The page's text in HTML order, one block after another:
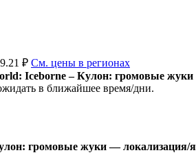
₽ См. цены в регионах
Iceborne – Кулон: громовые жуки
в ближайшее время/дни.
громовые жуки — локализация/